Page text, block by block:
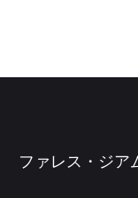
ファレス・ジア